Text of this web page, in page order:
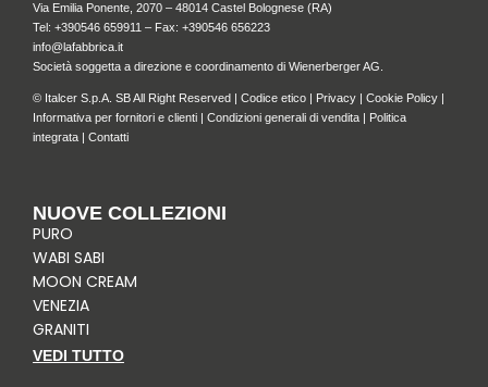
Via Emilia Ponente, 2070 – 48014 Castel Bolognese (RA)
Tel: +390546 659911 – Fax: +390546 656223
info@lafabbrica.it
Società soggetta a direzione e coordinamento di Wienerberger AG.
© Italcer S.p.A. SB All Right Reserved | Codice etico | Privacy | Cookie Policy |
Informativa per fornitori e clienti | Condizioni generali di vendita | Politica
integrata | Contatti
NUOVE COLLEZIONI
PURO
WABI SABI
MOON CREAM
VENEZIA
GRANITI
VEDI TUTTO